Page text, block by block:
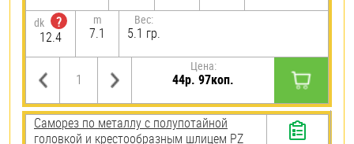
dk
?
12.4
m
7.1
Вес:
5.1 гр.
Цена:
44р. 97коп.
Саморез по металлу с полупотайной
головкой и крестообразным шлицем PZ